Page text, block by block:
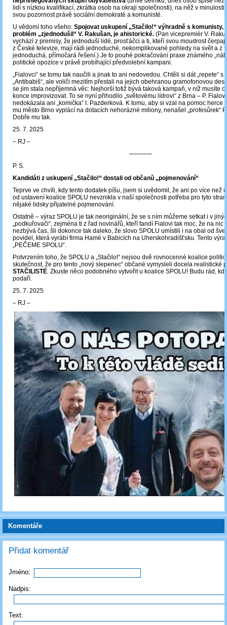
lidí s nízkou kvalifikací, zkrátka osob na okraji společnosti), na něž v minulosti
svou pozornost právě sociální demokraté a komunisté.
U vědomí toho všeho: Spojovat uskupení „Stačilo!“ výhradně s komunisty,
problém „zjednodušil“ V. Rakušan, je ahistorické. (Pan vicepremiér V.
vychází z premisy, že jednoduší lidé, prosťáčci a ti, kteří svou moudrost
z České televize, mají rádi jednoduché, nekomplikované pohledy na svět a z
jednoduchá, přímočará řešení.) Je to pouhé pokračování praxe známého
politické opozice v právě probíhající předvolební kampani.
„Fialovci“ se tomu tak naučili a jinak to ani nedovedou. Chtěli si dát „repete“ s
„Antibabiš“, ale voliči mezitím přestali na jejich obehranou gramofonovou
se jim stala nepříjemná věc: Nejhorší totiž bývá taková kampaň, v níž musíte
konce improvizovat. To se nyní přihodilo „světovému lídrovi“ z Brna – P.
nedokázala ani „komička“ I. Pazderková. K tomu, aby si vzal na pomoc herce
mu město Brno vyplácí na dotacích nehorázné miliony, nenašel „profesůrek“
Dobře mu tak.
25. 7. 2025
‒ RJ ‒
─────
P. S.
Kandidáti z uskupení „Stačilo!“ dostali od občanů „pojmenování“
Teprve ve chvíli, kdy tento dodatek píšu, jsem si uvědomil, že ani po více než
od ustavení koalice SPOLU nevznikla v naší společnosti potřeba pro tyto
nějaké lidsky přijatelné pojmenování.
Ostatně – výraz SPOLU je tak neoriginální, že se s ním můžeme setkat i v
„podkuřovači“, zejména ti z řad novinářů, kteří fandí Fialovi tak moc, že na nic
nezbývá čas, šli dokonce tak daleko, že slovo SPOLU umístili i na obal od
povidel, která vyrábí firma Hamé v Babicích na Uherskohradišťsku. Tento
„PEČEME SPOLU“.
Potvrzením toho, že SPOLU a „Stačilo!“ nejsou dvě rovnocenné koalice
skutečnost, že pro tento „nový slepenec“ občané vymysleli docela realistické
STAČILISTÉ. Zkuste něco podobného vytvořit u koalice SPOLU! Budu rád,
podaří.
25. 7. 2025
‒ RJ ‒
Komentáře
Přidat komentář
Jméno:
Nadpis:
Text: